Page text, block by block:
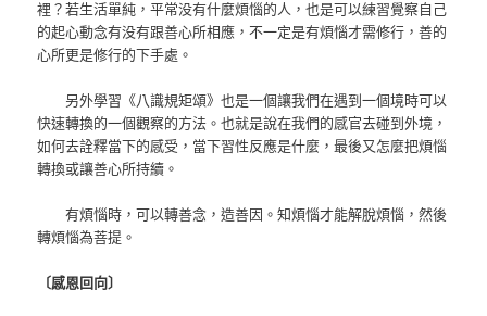
裡？若生活單純，平常没有什麼煩惱的人，也是可以練習覺察自己
的起心動念有没有跟善心所相應，不一定是有煩惱才需修行，善的
心所更是修行的下手處。
另外學習《八識規矩頌》也是一個讓我們在遇到一個境時可以
快速轉換的一個觀察的方法。也就是說在我們的感官去碰到外境，
如何去詮釋當下的感受，當下習性反應是什麼，最後又怎麼把煩惱
轉換或讓善心所持續。
有煩惱時，可以轉善念，造善因。知煩惱才能解脫煩惱，然後
轉煩惱為菩提。
〔感恩回向〕